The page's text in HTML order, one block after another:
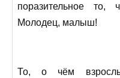
поразительное
Молодец, малыш!
То, о чём